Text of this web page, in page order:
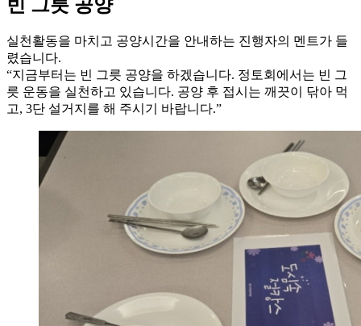
빈 그릇 공양
실천활동을 마치고 공양시간을 안내하는 진행자의 멘트가 들
렸습니다.
“지금부터는 빈 그릇 공양을 하겠습니다. 정토회에서는 빈 그
릇 운동을 실천하고 있습니다. 공양 후 접시는 깨끗이 닦아 먹
고, 3단 설거지를 해 주시기 바랍니다.”